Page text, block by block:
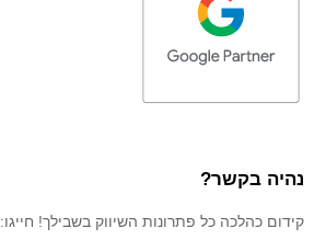
נהיה בקשר?
קידום כהלכה כל פתרונות השיווק בשבילך! חייגו: 072-3932747